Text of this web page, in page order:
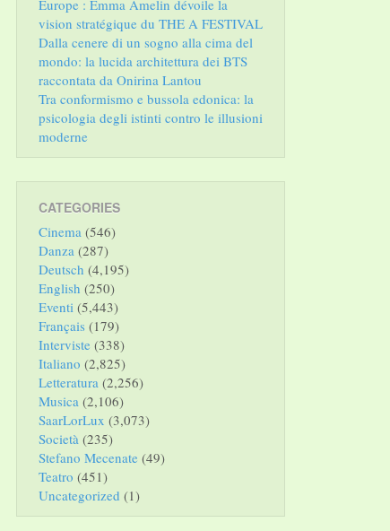
Europe : Emma Amelin dévoile la
vision stratégique du THE A FESTIVAL
Dalla cenere di un sogno alla cima del
mondo: la lucida architettura dei BTS
raccontata da Onirina Lantou
Tra conformismo e bussola edonica: la
psicologia degli istinti contro le illusioni
moderne
CATEGORIES
Cinema (546)
Danza (287)
Deutsch (4,195)
English (250)
Eventi (5,443)
Français (179)
Interviste (338)
Italiano (2,825)
Letteratura (2,256)
Musica (2,106)
SaarLorLux (3,073)
Società (235)
Stefano Mecenate (49)
Teatro (451)
Uncategorized (1)